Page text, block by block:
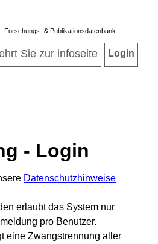
Forschungs- & Publikationsdatenbank
Login
- Login
Datenschutzhinweise
erlaubt das System nur
pro Benutzer.
eine Zwangstrennung aller